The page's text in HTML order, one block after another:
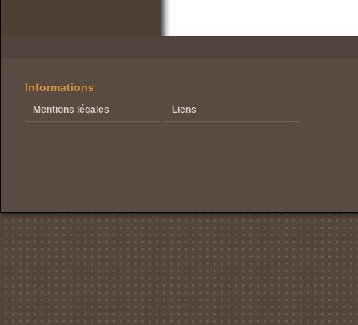
Informations
Mentions légales Liens